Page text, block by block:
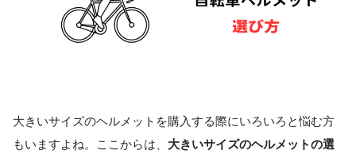
大きいサイズのヘルメットを購入する際にいろいろと悩む方
もいますよね。ここからは、 大きいサイズのヘルメットの選